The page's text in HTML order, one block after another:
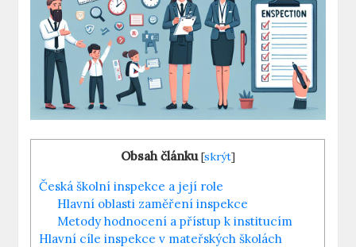
Obsah článku [skrýt]
Česká školní inspekce a její⁤ role
Hlavní oblasti zaměření inspekce
Metody⁤ hodnocení ‍a přístup⁤ k institucím
Hlavní cíle‌ inspekce v mateřských školách